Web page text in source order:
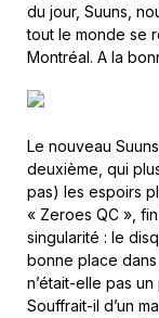
du jour, Suuns,
tout le monde se
Montréal. A la
Le nouveau
deuxième, qui
pas) les espoirs
« Zeroes QC »,
singularité : le
bonne place dans
n’était-elle pas
Souffrait-il d’un